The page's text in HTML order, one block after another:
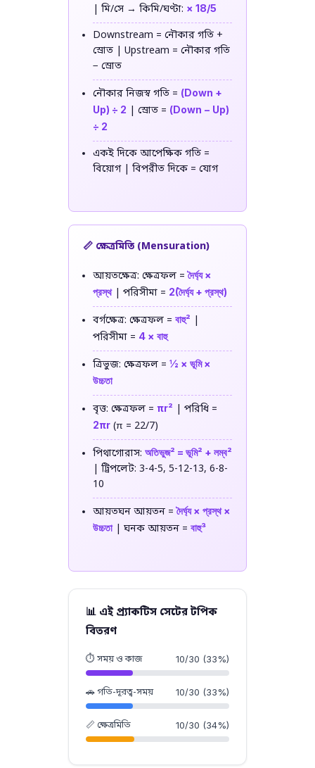
| মি/সে → কিমি/ঘণ্টা: × 18/5
Downstream = নৌকার গতি +
স্রোত | Upstream = নৌকার গতি
− স্রোত
নৌকার নিজস্ব গতি = (Down +
Up) ÷ 2 | স্রোত = (Down − Up)
÷ 2
একই দিকে আপেক্ষিক গতি =
বিয়োগ | বিপরীত দিকে = যোগ
📏 ক্ষেত্রমিতি (Mensuration)
আয়তক্ষেত্র: ক্ষেত্রফল =দৈর্ঘ্য ×
প্রস্থ| পরিসীমা = 2(দৈর্ঘ্য + প্রস্থ)
বর্গক্ষেত্র: ক্ষেত্রফল = বাহু²
পরিসীমা = 4 × বাহু
ত্রিভুজ: ক্ষেত্রফল = ½ × ভূমি ×
উচ্চতা
বৃত্ত: ক্ষেত্রফল = πr² | পরিধি =
2πr(π = 22/7)
পিথাগোরাস: অতিভুজ² = ভূমি² + লম্ব²
| ট্রিপলেট: 3-4-5, 5-12-13, 6-8-
10
আয়তঘন আয়তন =দৈর্ঘ্য × প্রস্থ ×
উচ্চতা| ঘনক আয়তন = বাহু³
📊 এই প্র্যাকটিস সেটের টপিক
বিতরণ
⏱️ সময় ও কাজ 10/30 (33%)
🚗 গতি-দূরত্ব-সময় 10/30 (33%)
📏 ক্ষেত্রমিতি 10/30 (34%)